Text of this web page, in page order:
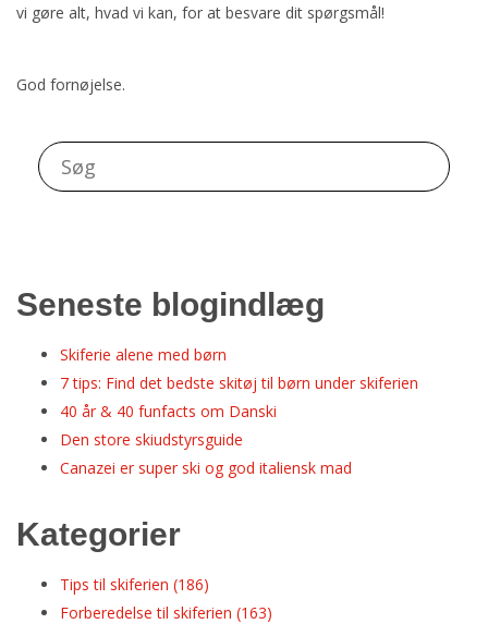
vi gøre alt, hvad vi kan, for at besvare dit spørgsmål!
God fornøjelse.
Seneste blogindlæg
Skiferie alene med børn
7 tips: Find det bedste skitøj til børn under skiferien
40 år & 40 funfacts om Danski
Den store skiudstyrsguide
Canazei er super ski og god italiensk mad
Kategorier
Tips til skiferien (186)
Forberedelse til skiferien (163)